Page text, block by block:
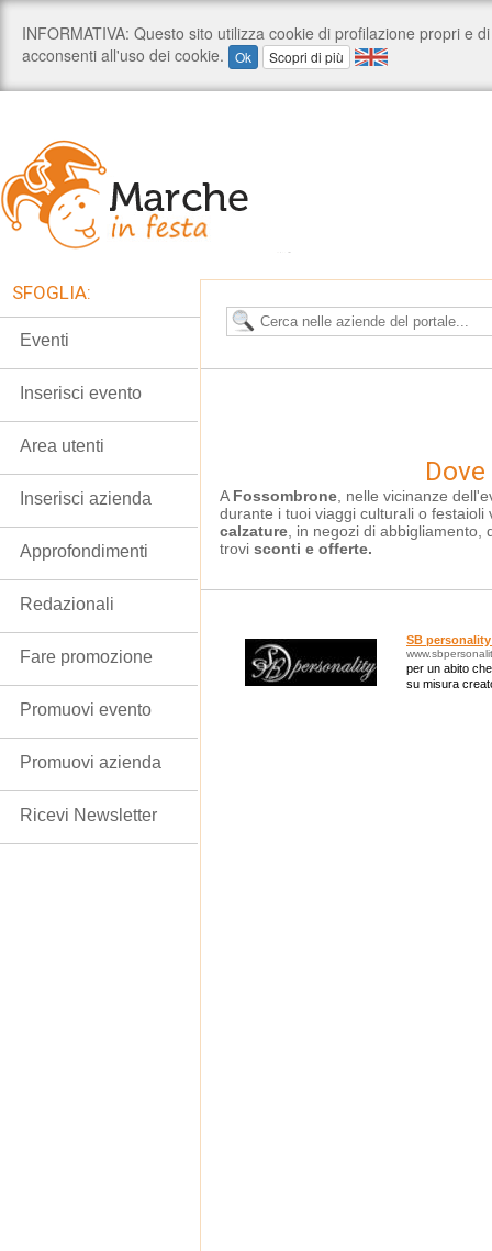
A Fossombrone , nelle vicinanze
durante i tuoi viaggi culturali o festaioli
calzature , in negozi di abbigliamento,
trovi sconti e offerte.
SB
per un abito
su misura
SFOGLIA:
Eventi
Inserisci evento
Area utenti
Inserisci azienda
Approfondimenti
Redazionali
Fare promozione
Promuovi evento
Promuovi azienda
Ricevi Newsletter